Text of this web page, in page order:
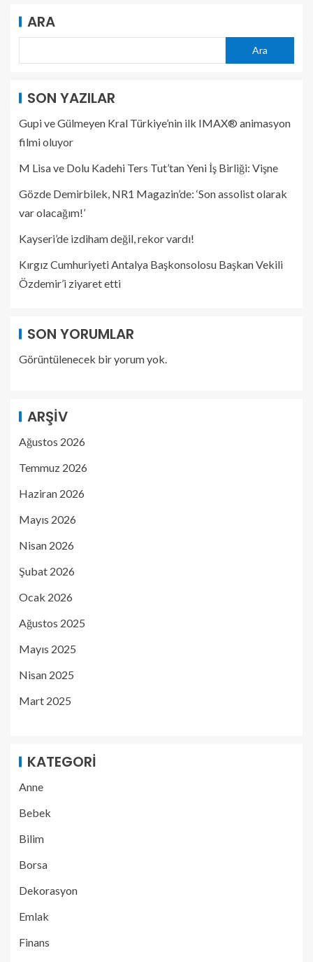
ARA
Ara
SON YAZILAR
Gupi ve Gülmeyen Kral Türkiye’nin ilk IMAX® animasyon
filmi oluyor
M Lisa ve Dolu Kadehi Ters Tut’tan Yeni İş Birliği: Vişne
Gözde Demirbilek, NR1 Magazin’de: ‘Son assolist olarak
var olacağım!’
Kayseri’de izdiham değil, rekor vardı!
Kırgız Cumhuriyeti Antalya Başkonsolosu Başkan Vekili
Özdemir’i ziyaret etti
SON YORUMLAR
Görüntülenecek bir yorum yok.
ARŞIV
Ağustos 2026
Temmuz 2026
Haziran 2026
Mayıs 2026
Nisan 2026
Şubat 2026
Ocak 2026
Ağustos 2025
Mayıs 2025
Nisan 2025
Mart 2025
KATEGORI
Anne
Bebek
Bilim
Borsa
Dekorasyon
Emlak
Finans